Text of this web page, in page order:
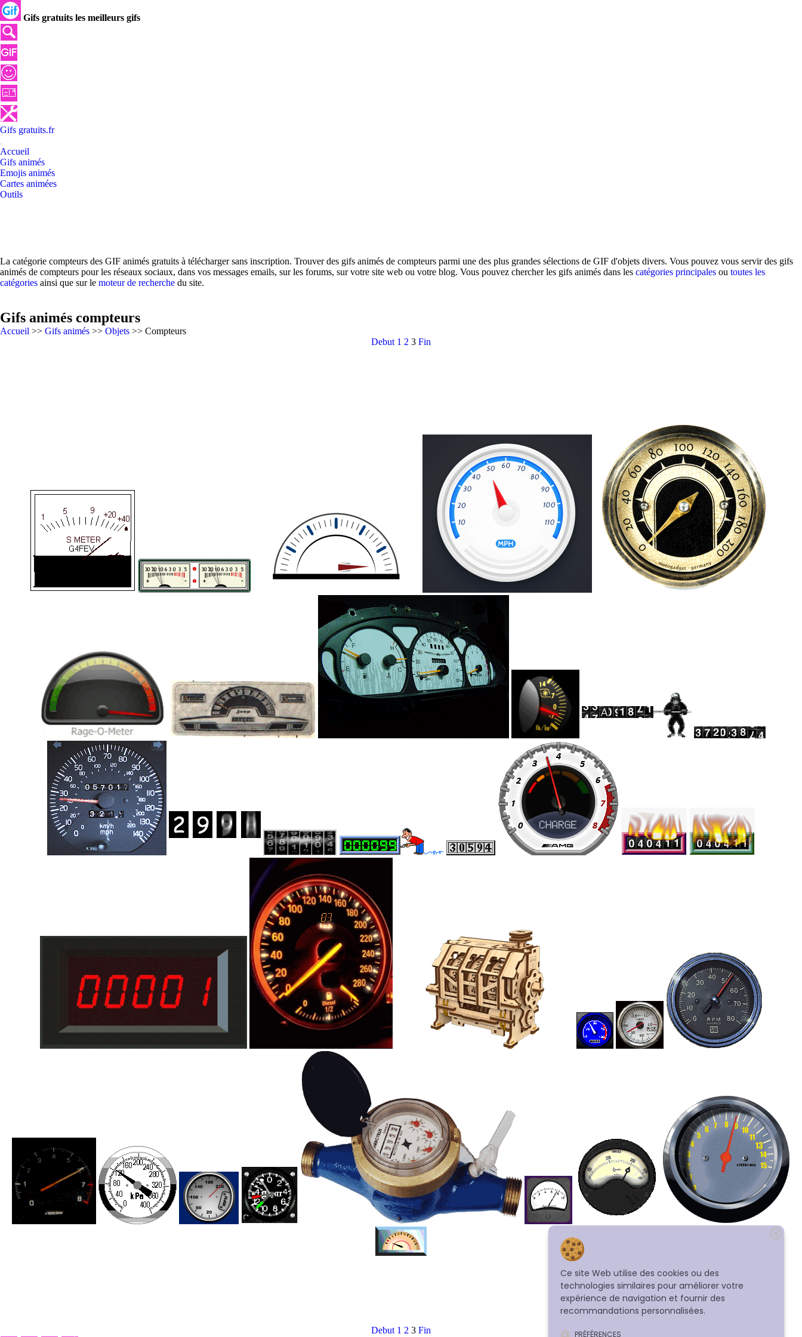
Gifs gratuits les meilleurs gifs
Gifs gratuits.fr
Accueil
Gifs animés
Emojis animés
Cartes animées
Outils
La catégorie compteurs des GIF animés gratuits à télécharger sans inscription. Trouver des gifs animés de compteurs parmi une des plus grandes sélections de GIF d'objets divers. Vous pouvez vous servir des gifs
animés de compteurs pour les réseaux sociaux, dans vos messages emails, sur les forums, sur votre site web ou votre blog. Vous pouvez chercher les gifs animés dans les catégories principales ou toutes les
catégories ainsi que sur le moteur de recherche du site.
Gifs animés compteurs
Accueil >> Gifs animés >> Objets >> Compteurs
Debut 1 2 3 Fin
Debut 1 2 3 Fin
Ce site Web utilise des cookies ou des
technologies similaires pour améliorer votre
expérience de navigation et fournir des
recommandations personnalisées.
PRÉFÉRENCES